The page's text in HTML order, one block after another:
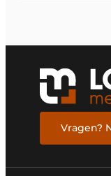
Vragen?